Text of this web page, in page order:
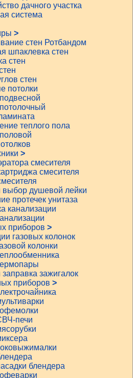
дачного участка
система
>
стен Ротбандом
шпаклевка стен
стен
стен
потолки
теплого пола
>
смесителя
смесителя
выбор душевой лейки
протечек унитаза
канализации
приборов >
газовых колонок
колонки
зажигалок
приборов >
печи
блендера